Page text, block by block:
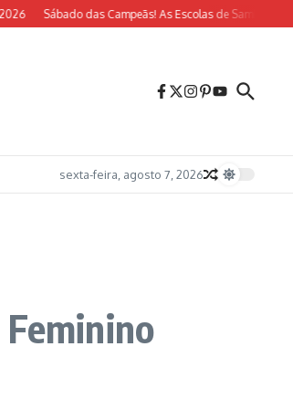
Sábado das Campeãs! As Escolas de Samba do Rio
sexta-feira, agosto 7, 2026